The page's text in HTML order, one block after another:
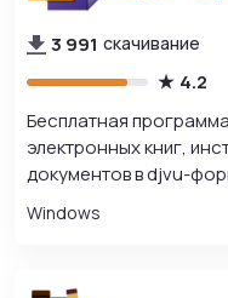
3 991 скачивание
4.2
Бесплатная
электронных книг,
документов в djvu-
Windows